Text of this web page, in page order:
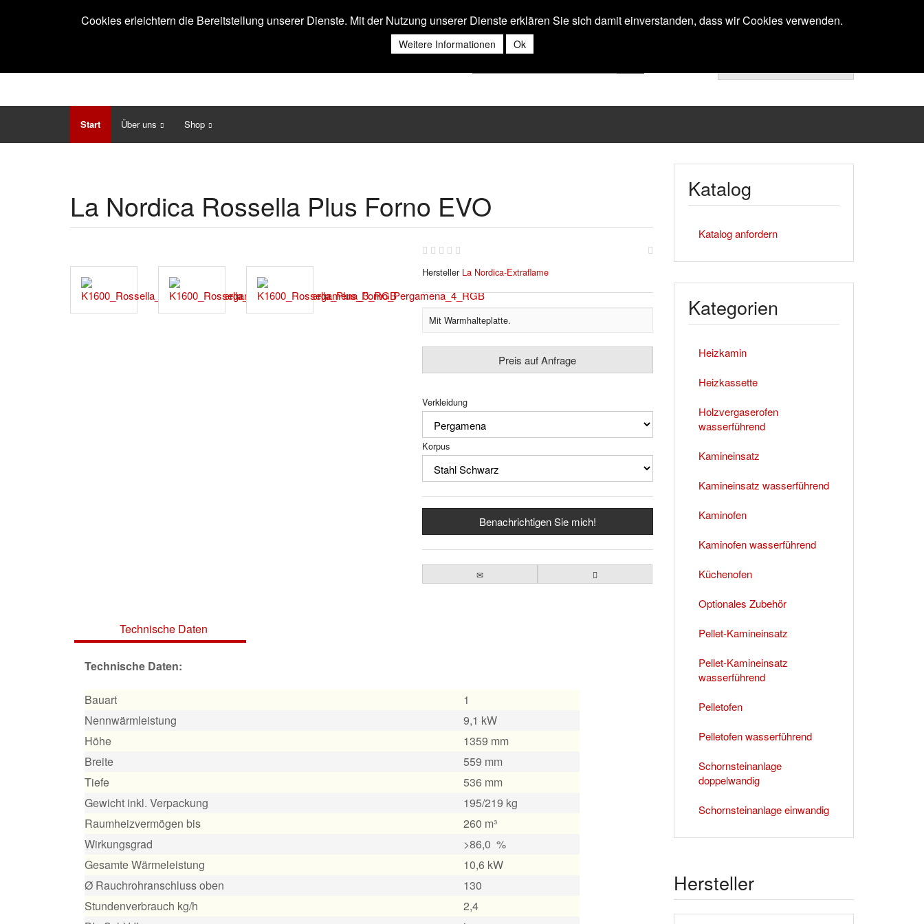
Start Über uns Shop
La Nordica Rossella Plus Forno EVO
Hersteller La Nordica-Extraflame
Mit Warmhalteplatte.
Preis auf Anfrage
Verkleidung
Korpus
Benachrichtigen Sie mich!
Technische Daten
Technische Daten:
Bauart
1
Nennwärmleistung
9,1 kW
Höhe
1359 mm
Breite
559 mm
Tiefe
536 mm
Gewicht inkl. Verpackung
195/219 kg
Raumheizvermögen bis
260 m³
Wirkungsgrad
>86,0 %
Gesamte Wärmeleistung
10,6 kW
Ø Rauchrohranschluss oben
130
Stundenverbrauch kg/h
2,4
Katalog
Katalog anfordern
Kategorien
Heizkamin
Heizkassette
Holzvergaserofen
wasserführend
Kamineinsatz
Kamineinsatz wasserführend
Kaminofen
Kaminofen wasserführend
Küchenofen
Optionales Zubehör
Pellet-Kamineinsatz
Pellet-Kamineinsatz
wasserführend
Pelletofen
Pelletofen wasserführend
Schornsteinanlage
doppelwandig
Schornsteinanlage einwandig
Hersteller
Cookies erleichtern die Bereitstellung unserer Dienste. Mit der Nutzung unserer Dienste erklären Sie sich damit einverstanden, dass wir Cookies verwenden.
Weitere Informationen Ok